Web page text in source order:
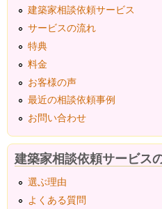
建築家相談依頼サービス
サービスの流れ
特典
料金
お客様の声
最近の相談依頼事例
お問い合わせ
建築家相談依頼サービス
選ぶ理由
よくある質問